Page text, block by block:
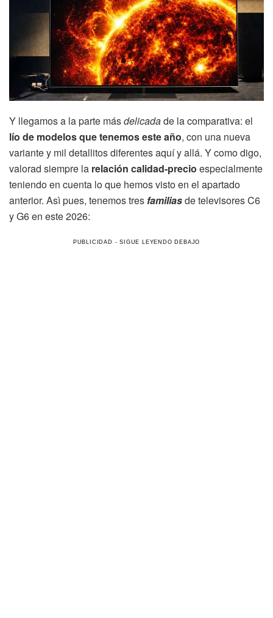
Y llegamos a la parte másdelicadade la comparativa: el
lío de modelos que tenemos este año, con una nueva
variante y mil detallitos diferentes aquí y allá. Y como digo,
valorad siempre la relación calidad-precio especialmente
teniendo en cuenta lo que hemos visto en el apartado
anterior. Asì pues, tenemos tres familiasde televisores C6
y G6 en este 2026: